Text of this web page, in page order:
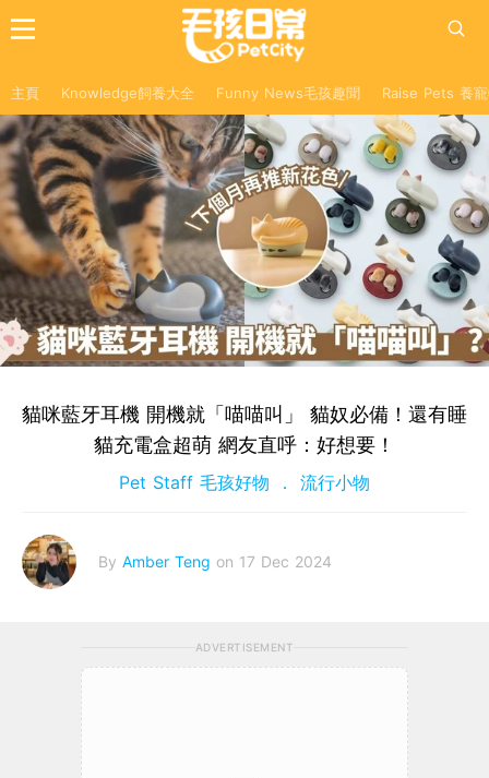
主頁 Knowledge飼養大全 Funny News毛孩趣聞 Raise Pets 養
貓咪藍牙耳機 開機就「喵喵叫」 貓奴必備！還有睡
貓充電盒超萌 網友直呼：好想要！
Pet Staff 毛孩好物 流行小物
By Amber Teng on 17 Dec 2024
ADVERTISEMENT